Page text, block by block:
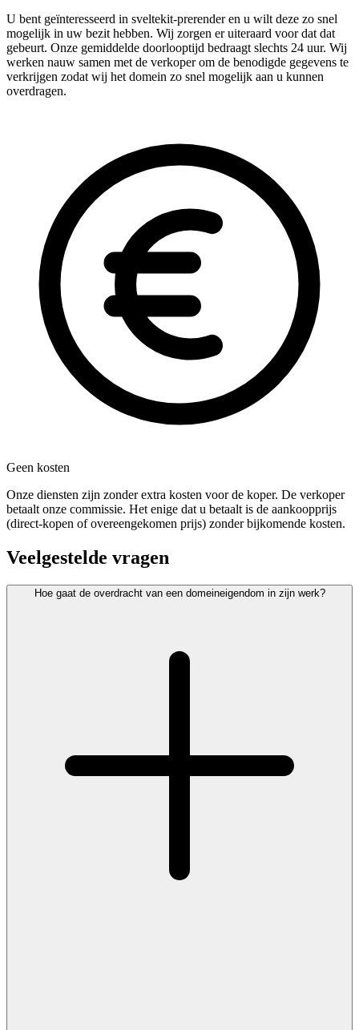
U bent geïnteresseerd in sveltekit-prerender en u wilt deze zo snel
mogelijk in uw bezit hebben. Wij zorgen er uiteraard voor dat dat
gebeurt. Onze gemiddelde doorlooptijd bedraagt slechts 24 uur. Wij
werken nauw samen met de verkoper om de benodigde gegevens te
verkrijgen zodat wij het domein zo snel mogelijk aan u kunnen
overdragen.
Geen kosten
Onze diensten zijn zonder extra kosten voor de koper. De verkoper
betaalt onze commissie. Het enige dat u betaalt is de aankoopprijs
(direct-kopen of overeengekomen prijs) zonder bijkomende kosten.
Veelgestelde vragen
Hoe gaat de overdracht van een domeineigendom in zijn werk?